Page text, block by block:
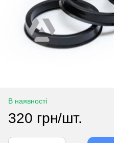
В наявності
320 грн/шт.